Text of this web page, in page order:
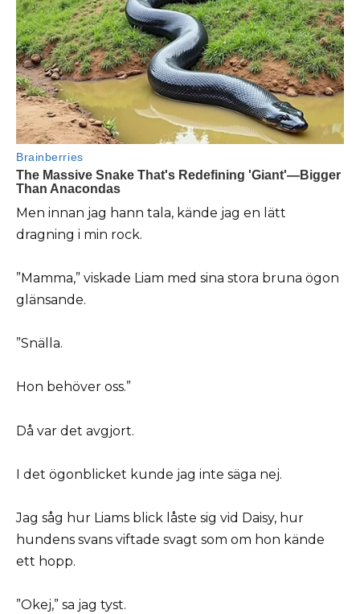
Men innan jag hann tala, kände jag en lätt
dragning i min rock.
”Mamma,” viskade Liam med sina stora bruna ögon
glänsande.
”Snälla.
Hon behöver oss.”
Då var det avgjort.
I det ögonblicket kunde jag inte säga nej.
Jag såg hur Liams blick låste sig vid Daisy, hur
hundens svans viftade svagt som om hon kände
ett hopp.
”Okej,” sa jag tyst.